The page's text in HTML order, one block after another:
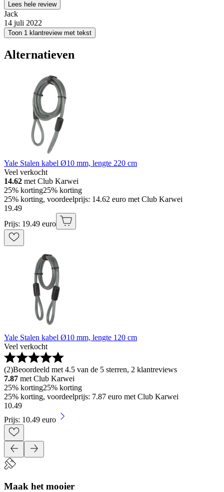
Lees hele review
Jack
14 juli 2022
Toon 1 klantreview met tekst
Alternatieven
Yale Stalen kabel Ø10 mm, lengte 220 cm
Veel verkocht
14.62 met Club Karwei
25% korting25% korting
25% korting, voordeelprijs: 14.62 euro met Club Karwei
19.49
Prijs: 19.49 euro
Yale Stalen kabel Ø10 mm, lengte 120 cm
Veel verkocht
(2)Beoordeeld met 4.5 van de 5 sterren, 2 klantreviews
7.87 met Club Karwei
25% korting25% korting
25% korting, voordeelprijs: 7.87 euro met Club Karwei
10.49
Prijs: 10.49 euro
Maak het mooier